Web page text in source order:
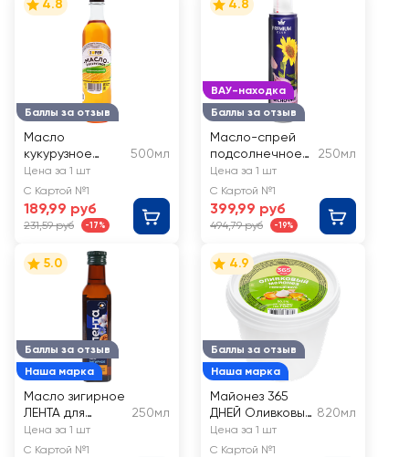
Баллы за отзыв
4.8
Масло
кукурузное
SUPER
нерафинирован
ное
500мл
Цена за 1 шт
С Картой №1
189,99 руб
231,59 руб -17%
ВАУ-находка
Баллы за отзыв
4.8
Масло-спрей
подсолнечное
PREMIUM CLUB
Чесночное,
нерафинирован
ное
250мл
Цена за 1 шт
С Картой №1
399,99 руб
494,79 руб -19%
Баллы за отзыв
Наша марка
5.0
Масло зигирное
ЛЕНТА для
приготовления
плова
250мл
Цена за 1 шт
С Картой №1
Баллы за отзыв
Наша марка
4.9
Майонез 365
ДНЕЙ Оливковый
50,5%
820мл
Цена за 1 шт
С Картой №1